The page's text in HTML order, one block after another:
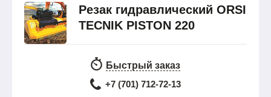
Резак гидравлический ORSI
TECNIK PISTON 220
Быстрый заказ
+7 (701) 712-72-13